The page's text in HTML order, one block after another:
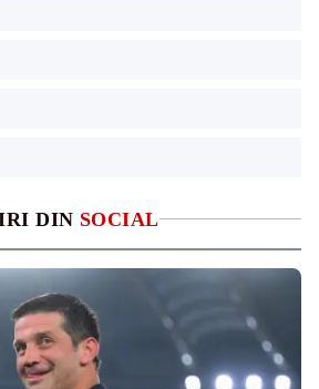
DIN SOCIAL